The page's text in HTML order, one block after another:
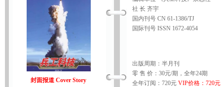
封面报道 Cover Story
社 长 齐宇
国内刊号 CN 61-1386/TJ
国际刊号 ISSN 1672-4054
出版周期：半月刊
零 售 价：30元/期，全年24期
全年订阅：720元 VIP价格：720元